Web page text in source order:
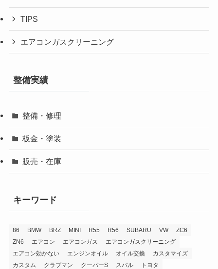
TIPS
エアコンガスクリーニング
整備実績
整備・修理
板金・塗装
販売・在庫
キーワード
86 BMW BRZ MINI R55 R56 SUBARU VW
ZC6
ZN6
エアコン エアコンガス
エアコンガスクリーニング
エアコン効かない
エンジンオイル オイル交換
カスタマイズ
カスタム
クラブマン クーパーS スバル トヨタ